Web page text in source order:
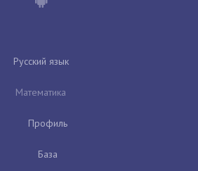
Русский язык
Математика
Профиль
База